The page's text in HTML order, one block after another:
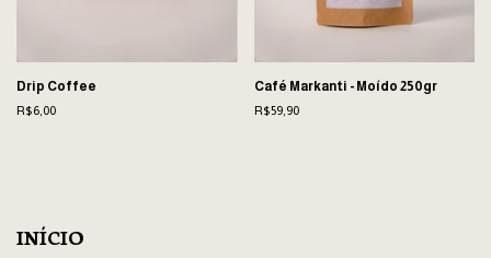
Drip Coffee
R$6,00
Café Markanti - Moído 250gr
R$59,90
INÍCIO